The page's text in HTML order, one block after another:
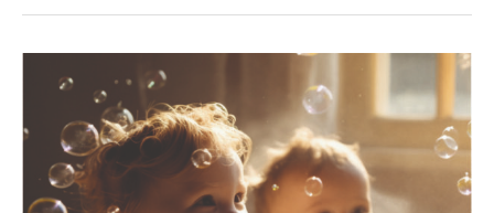
aerotérmicos
ACS:
agua
caliente
eficiente